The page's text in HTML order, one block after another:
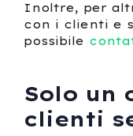
Inoltre, per
con i clienti e
possibile
Solo un
clienti